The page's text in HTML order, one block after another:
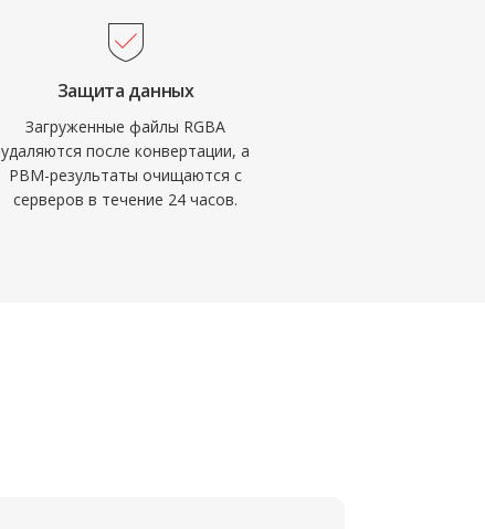
Защита данных
Загруженные файлы RGBA
удаляются после конвертации, а
PBM-результаты очищаются с
серверов в течение 24 часов.